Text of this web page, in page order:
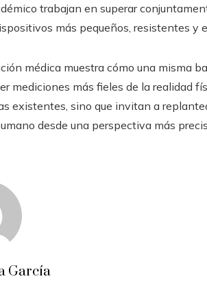
trabajan en superar
más pequeños, resistentes y
médica muestra cómo una misma
mediciones más fieles de la realidad
existentes, sino que invitan a
desde una perspectiva más
García